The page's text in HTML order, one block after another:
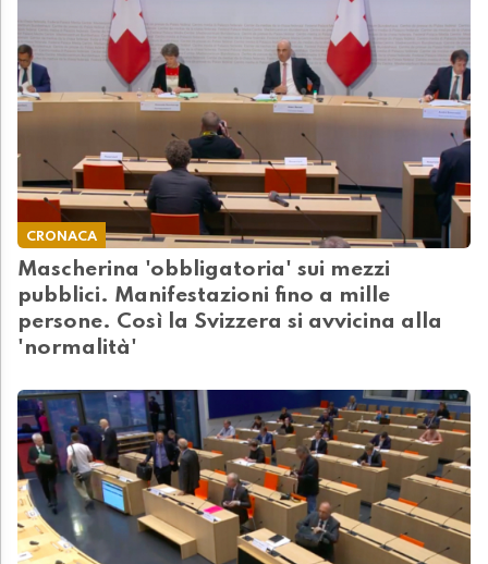
CRONACA
Mascherina 'obbligatoria' sui mezzi
pubblici. Manifestazioni fino a mille
persone. Così la Svizzera si avvicina alla
'normalità'